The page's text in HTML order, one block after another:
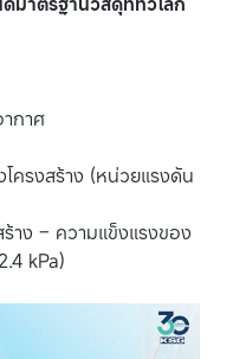
กาศ
ครงสร้าง (หน่วยแรงดัน
าง – ความแข็งแรงของ
kPa)